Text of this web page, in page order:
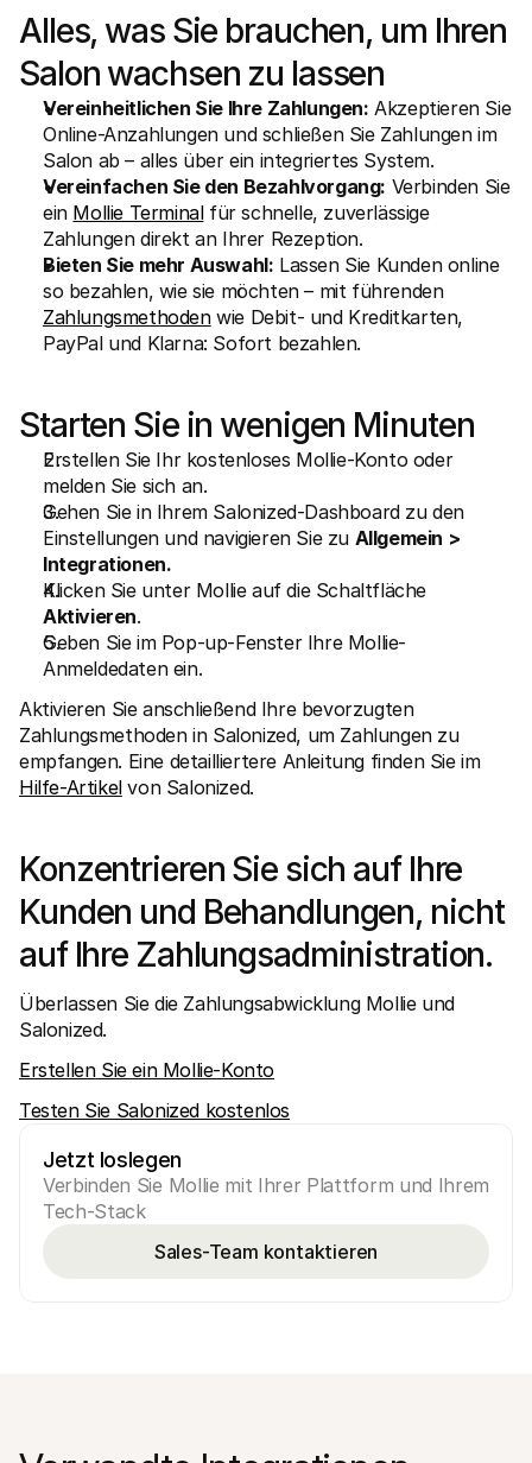
Alles, was Sie brauchen, um Ihren
Salon wachsen zu lassen
Vereinheitlichen Sie Ihre Zahlungen: Akzeptieren Sie
Online-Anzahlungen und schließen Sie Zahlungen im
Salon ab – alles über ein integriertes System.
Vereinfachen Sie den Bezahlvorgang: Verbinden Sie
ein Mollie Terminal für schnelle, zuverlässige
Zahlungen direkt an Ihrer Rezeption.
Bieten Sie mehr Auswahl: Lassen Sie Kunden online
so bezahlen, wie sie möchten – mit führenden
Zahlungsmethoden wie Debit- und Kreditkarten,
PayPal und Klarna: Sofort bezahlen.
Starten Sie in wenigen Minuten
Erstellen Sie Ihr kostenloses Mollie-Konto oder
melden Sie sich an.
Gehen Sie in Ihrem Salonized-Dashboard zu den
Einstellungen und navigieren Sie zu Allgemein >
Integrationen.
Aktivieren.
Geben Sie im Pop-up-Fenster Ihre Mollie-
Anmeldedaten ein.
Aktivieren Sie anschließend Ihre bevorzugten
Zahlungsmethoden in Salonized, um Zahlungen zu
empfangen. Eine detailliertere Anleitung finden Sie im
Hilfe-Artikel von Salonized.
Konzentrieren Sie sich auf Ihre
Kunden und Behandlungen, nicht
auf Ihre Zahlungsadministration.
Überlassen Sie die Zahlungsabwicklung Mollie und
Salonized.
Erstellen Sie ein Mollie-Konto
Testen Sie Salonized kostenlos
Jetzt loslegen
Verbinden Sie Mollie mit Ihrer Plattform und Ihrem
Tech-Stack
Sales-Team kontaktieren